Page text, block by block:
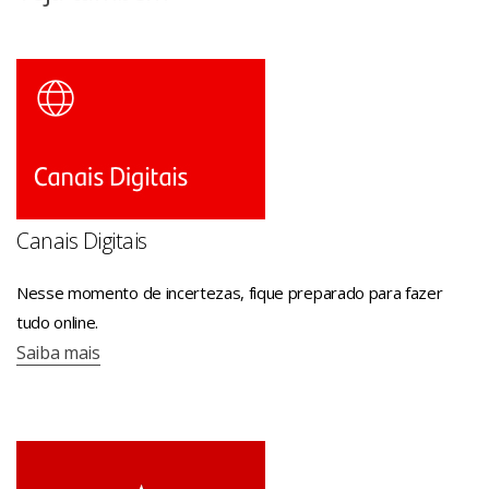
15h
MOGI DAS CRUZES - SELECT SHOP MOGI CRUZES - AV
VER NARCISO YAGUE GUIMARAES 1001 PISO TERREO L
NOVA ODESSA - RD ARNALDO JULIO MAUERBERG 4000
PARANAPUA - AV ANTONIO GOMES CASTRO 2679 -
11h às 16h
POPULINA - R SAO PAULO 1365 - 11h às 16h - Horário
SAO PAULO - PA SHOP BUTANTA-SP - AV PROF
SAO PAULO - PA SHOP ANALIA FRANCO SP-SP - AV REG
Canais Digitais
Nesse momento de incertezas, fique preparado para fazer
tudo online.
Saiba mais